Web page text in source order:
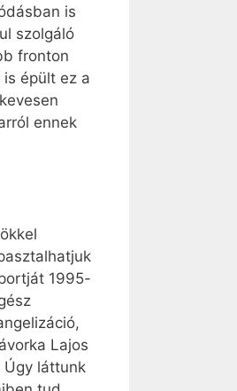
is
szolgáló
fronton
épült ez a
ennek
1995-
Lajos
Úgy láttunk